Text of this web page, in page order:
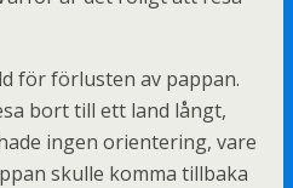
för förlusten av pappan.
bort till ett land långt,
ingen orientering, vare
skulle komma tillbaka